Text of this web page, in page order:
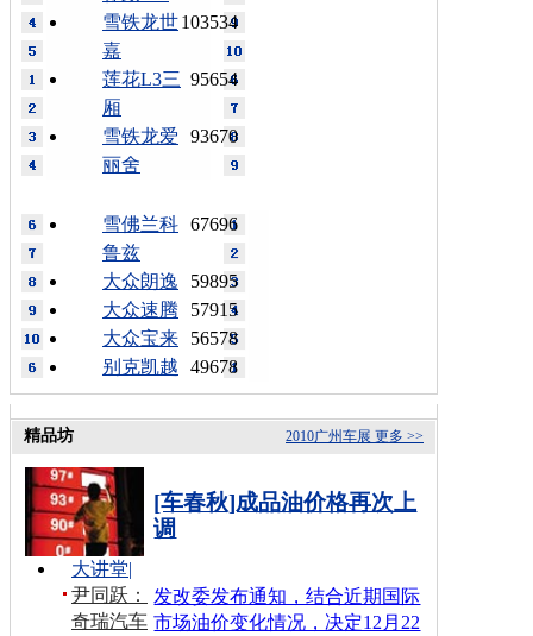
103534
雪铁龙世
嘉
95654
莲花L3三
厢
93670
雪铁龙爱
丽舍
67696
雪佛兰科
鲁兹
59895
大众朗逸
57915
大众速腾
56578
大众宝来
49678
别克凯越
更多 >>
2010广州车展
精品坊
[车春秋]成品油价格再次上
调
发改委发布通知，结合近期国际
市场油价变化情况，决定12月22
大讲堂|
尹同跃：
奇瑞汽车